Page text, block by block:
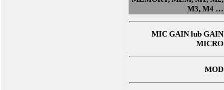
M3, M4 …
MIC GAIN lub GAIN
MICRO
MOD